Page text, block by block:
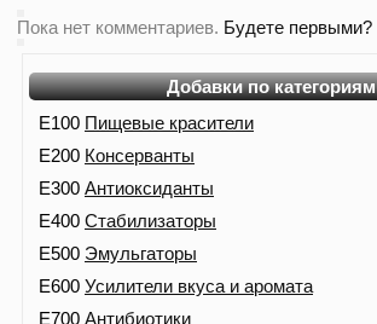
Пока нет комментариев. Будете первыми?
Добавки по категориям
E100 Пищевые красители
E200 Консерванты
E300 Антиоксиданты
E400 Стабилизаторы
E500 Эмульгаторы
E600 Усилители вкуса и аромата
E700 Антибиотики